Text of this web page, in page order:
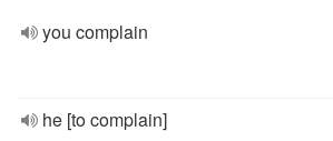
you complain
he [to complain]